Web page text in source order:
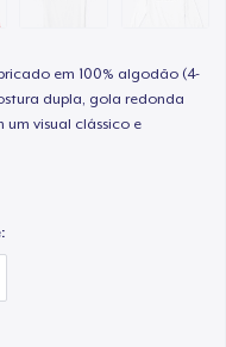
em 100% algodão (4-
dupla, gola redonda
visual clássico e